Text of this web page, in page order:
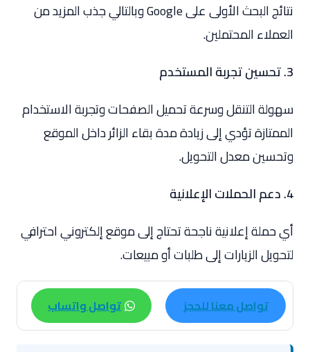
نتائج البحث الأولى على Google وبالتالي جذب المزيد من
العملاء المحتملين.
3. تحسين تجربة المستخدم
سهولة التنقل وسرعة تحميل الصفحات وتجربة الاستخدام
الممتازة تؤدي إلى زيادة مدة بقاء الزائر داخل الموقع
وتحسين معدل التحويل.
4. دعم الحملات الإعلانية
أي حملة إعلانية ناجحة تحتاج إلى موقع إلكتروني احترافي
لتحويل الزيارات إلى طلبات أو مبيعات.
تواصل معنا للحجز تواصل واتساب